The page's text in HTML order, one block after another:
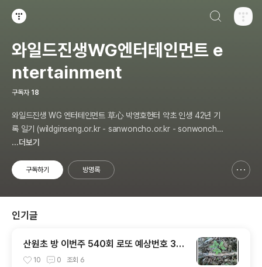
와일드진생WG엔터테인먼트 e
ntertainment
구독자 18
와일드진생 WG 엔터테인먼트 草心 박영호헌터 약초 인생 42년 기
록 일기 (wildginseng.or.kr - sanwoncho.or.kr - sonwoncho.
tistory.com) 통합
...더보기
구독하기 방명록
인기글
산원초 방 이번주 540회 로또 예상번호 3개
추천 합니다
10 0 조회 6